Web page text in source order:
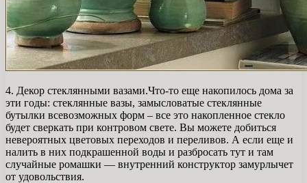
4. Декор стеклянными вазами.Что-то еще накопилось дома за
эти годы: стеклянные вазы, замысловатые стеклянные
бутылки всевозможных форм – все это накопленное стекло
будет сверкать при контровом свете. Вы можете добиться
невероятных цветовых переходов и переливов. А если еще и
налить в них подкрашенной воды и разбросать тут и там
случайные ромашки — внутренний конструктор замурлычет
от удовольствия.